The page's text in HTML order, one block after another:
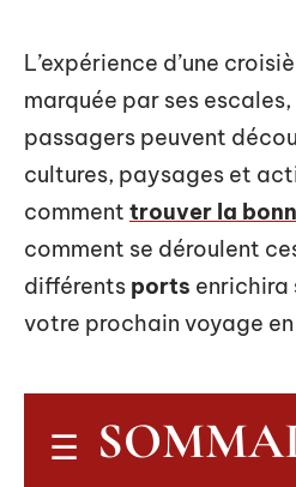
L’expérience d’une
marquée par ses
passagers peuvent
cultures, paysages et
comment trouver la
comment se déroulent
différents ports enrichira
votre prochain voyage en